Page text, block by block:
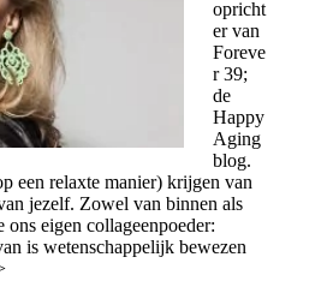
opricht
er van
Foreve
r 39;
de
Happy
Aging
blog.
een relaxte manier) krijgen van
jezelf. Zowel van binnen als
eigen collageenpoeder:
is wetenschappelijk bewezen